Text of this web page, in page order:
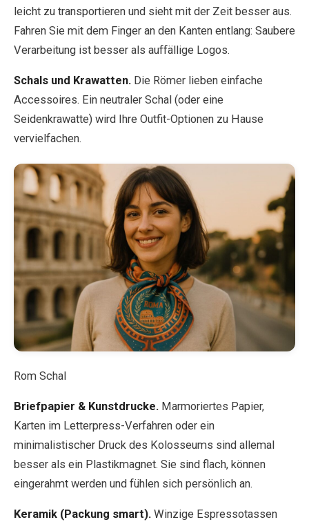
leicht zu transportieren und sieht mit der Zeit besser aus.
Fahren Sie mit dem Finger an den Kanten entlang: Saubere
Verarbeitung ist besser als auffällige Logos.
Schals und Krawatten. Die Römer lieben einfache
Accessoires. Ein neutraler Schal (oder eine
Seidenkrawatte) wird Ihre Outfit-Optionen zu Hause
vervielfachen.
Rom Schal
Briefpapier & Kunstdrucke. Marmoriertes Papier,
Karten im Letterpress-Verfahren oder ein
minimalistischer Druck des Kolosseums sind allemal
besser als ein Plastikmagnet. Sie sind flach, können
eingerahmt werden und fühlen sich persönlich an.
Keramik (Packung smart). Winzige Espressotassen